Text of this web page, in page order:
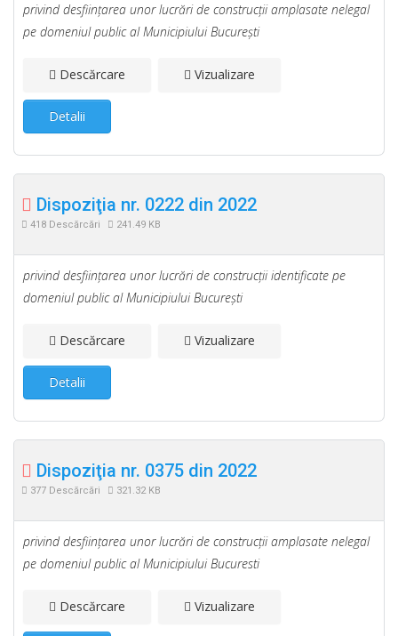
privind desfiinţarea unor lucrări de construcţii amplasate nelegal
pe domeniul public al Municipiului Bucureşti
Descărcare Vizualizare
Detalii
Dispoziţia nr. 0222 din 2022
418 Descărcări 241.49 KB
privind desfiinţarea unor lucrări de construcţii identificate pe
domeniul public al Municipiului Bucureşti
Descărcare Vizualizare
Detalii
Dispoziţia nr. 0375 din 2022
377 Descărcări 321.32 KB
privind desfiinţarea unor lucrări de construcţii amplasate nelegal
pe domeniul public al Municipiului Bucuresti
Descărcare Vizualizare